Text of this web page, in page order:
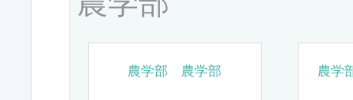
農学部 農学部 農学